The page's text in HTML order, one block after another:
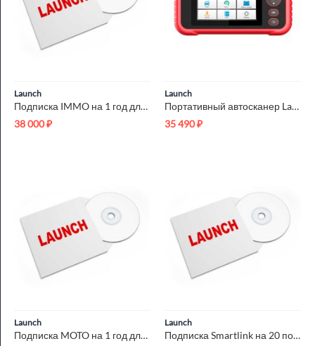
Launch
Подписка IMMO на 1 год для сканеров Launch X431 LNC-196
38 000₽
Launch
Портативный автосканер Launch Creader CRP129S (CRP239) LNC-261
35 490₽
Launch
Подписка MOTO на 1 год для сканеров Launch X431 LNC-254
Launch
Подписка Smartlink на 20 подключений Launch LNC-186